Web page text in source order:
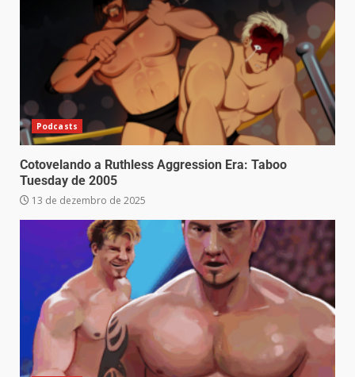
Podcasts
Cotovelando a Ruthless Aggression Era: Taboo
Tuesday de 2005
13 de dezembro de 2025